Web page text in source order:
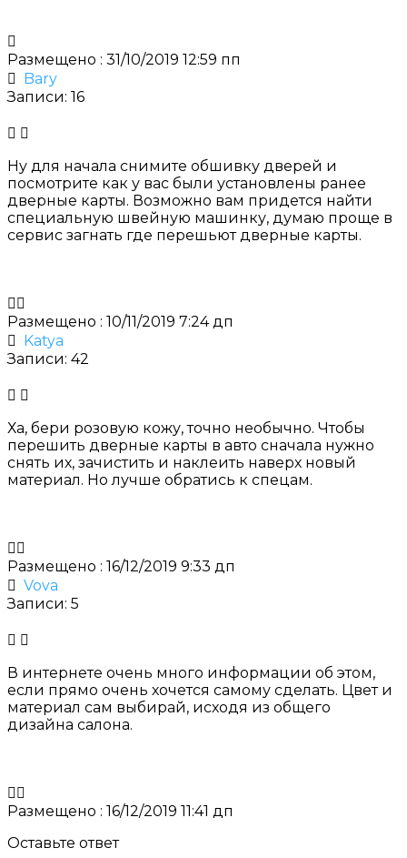
Размещено : 31/10/2019 12:59 пп
Bary
Записи: 16
Ну для начала снимите обшивку дверей и
посмотрите как у вас были установлены ранее
дверные карты. Возможно вам придется найти
специальную швейную машинку, думаю проще в
сервис загнать где перешьют дверные карты.
Размещено : 10/11/2019 7:24 дп
Katya
Записи: 42
Ха, бери розовую кожу, точно необычно. Чтобы
перешить дверные карты в авто сначала нужно
снять их, зачистить и наклеить наверх новый
материал. Но лучше обратись к спецам.
Размещено : 16/12/2019 9:33 дп
Vova
Записи: 5
В интернете очень много информации об этом,
если прямо очень хочется самому сделать. Цвет и
материал сам выбирай, исходя из общего
дизайна салона.
Размещено : 16/12/2019 11:41 дп
Оставьте ответ